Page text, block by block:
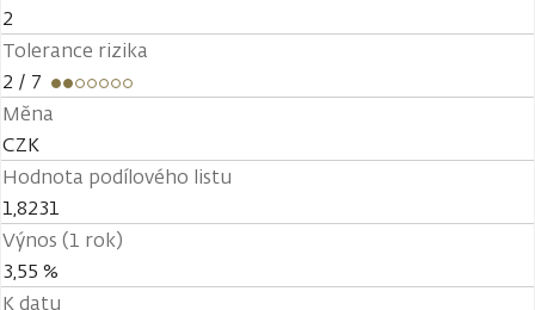
2
Tolerance rizika
2 / 7
Měna
CZK
Hodnota podílového listu
1,8231
Výnos (1 rok)
3,55 %
K datu